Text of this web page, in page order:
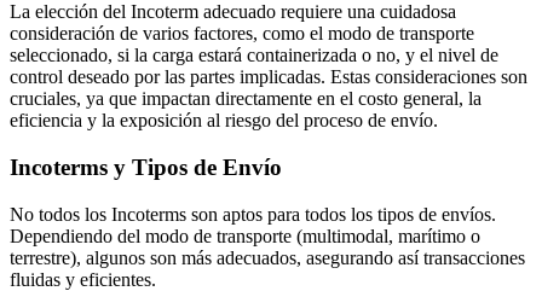
La elección del Incoterm adecuado requiere una cuidadosa
consideración de varios factores, como el modo de transporte
seleccionado, si la carga estará containerizada o no, y el nivel de
control deseado por las partes implicadas. Estas consideraciones son
cruciales, ya que impactan directamente en el costo general, la
eficiencia y la exposición al riesgo del proceso de envío.
Incoterms y Tipos de Envío
No todos los Incoterms son aptos para todos los tipos de envíos.
Dependiendo del modo de transporte (multimodal, marítimo o
terrestre), algunos son más adecuados, asegurando así transacciones
fluidas y eficientes.